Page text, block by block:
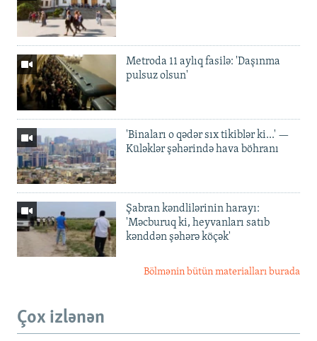
Metroda 11 aylıq fasilə: 'Daşınma
pulsuz olsun'
'Binaları o qədər sıx tikiblər ki...' —
Küləklər şəhərində hava böhranı
Şabran kəndlilərinin harayı:
'Məcburuq ki, heyvanları satıb
kənddən şəhərə köçək'
Bölmənin bütün materialları burada
Çox izlənən